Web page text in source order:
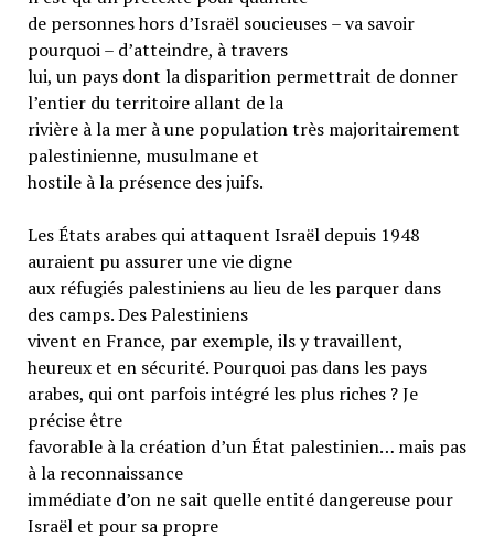
de personnes hors d’Israël soucieuses – va savoir
pourquoi – d’atteindre, à travers
lui, un pays dont la disparition permettrait de donner
l’entier du territoire allant de la
rivière à la mer à une population très majoritairement
palestinienne, musulmane et
hostile à la présence des juifs.
Les États arabes qui attaquent Israël depuis 1948
auraient pu assurer une vie digne
aux réfugiés palestiniens au lieu de les parquer dans
des camps. Des Palestiniens
vivent en France, par exemple, ils y travaillent,
heureux et en sécurité. Pourquoi pas dans les pays
arabes, qui ont parfois intégré les plus riches ? Je
précise être
favorable à la création d’un État palestinien… mais pas
à la reconnaissance
immédiate d’on ne sait quelle entité dangereuse pour
Israël et pour sa propre